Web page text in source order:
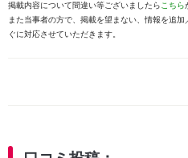
掲載内容について間違い等ございましたら こちら
また当事者の方で、掲載を望まない、情報を追
ぐに対応させていただきます。